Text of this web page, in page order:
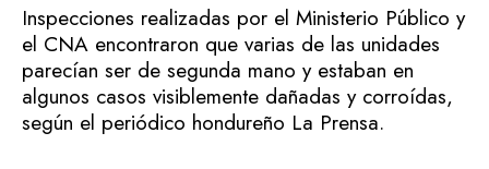
Inspecciones realizadas por el Ministerio Público y
el CNA encontraron que varias de las unidades
parecían ser de segunda mano y estaban en
algunos casos visiblemente dañadas y corroídas,
según el periódico hondureño La Prensa.